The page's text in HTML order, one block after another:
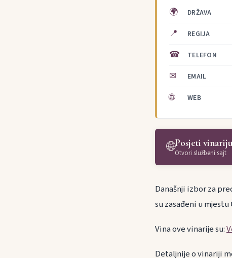
🌍 DRŽAVA
📍 REGIJA
☎ TELEFON
✉ EMAIL
🌐 WEB
🌐Posjeti vinariju
Otvori službeni sajt
Današnji izbor za
su zasađeni u mjestu
Vina ove vinarije su:
Detaljnije o vinariji